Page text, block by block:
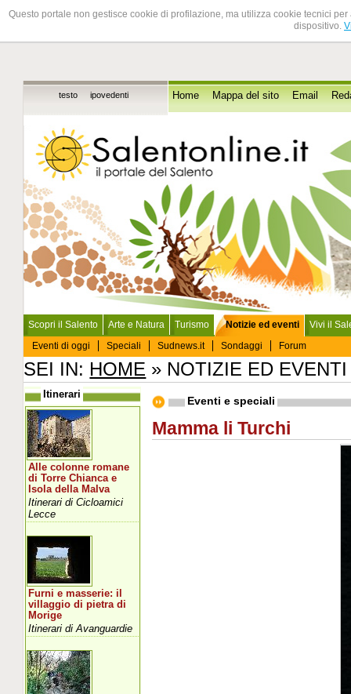
Questo portale non gestisce cookie di profilazione, ma utilizza cookie tecnici
dispositivo.
testo ipovedenti Home Mappa del sito Email
Scopri il Salento Arte e Natura Turismo
Notizie ed eventi
Eventi di oggi
Speciali Sudnews.it Sondaggi Forum
Vivi il
SEI IN: HOME » NOTIZIE ED
Eventi e speciali
Mamma li Turchi
Itinerari
Alle colonne romane
di Torre Chianca e
Isola della Malva
Itinerari di Cicloamici
Lecce
Furni e masserie: il
villaggio di pietra di
Morige
Itinerari di Avanguardie